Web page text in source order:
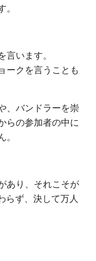
います。
ークを言うことも
、バンドラーを崇
らの参加者の中に
あり、それこそが
らず、決して万人